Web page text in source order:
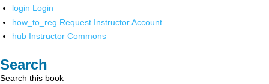
login Login
how_to_reg Request Instructor Account
hub Instructor Commons
Search
Search this book